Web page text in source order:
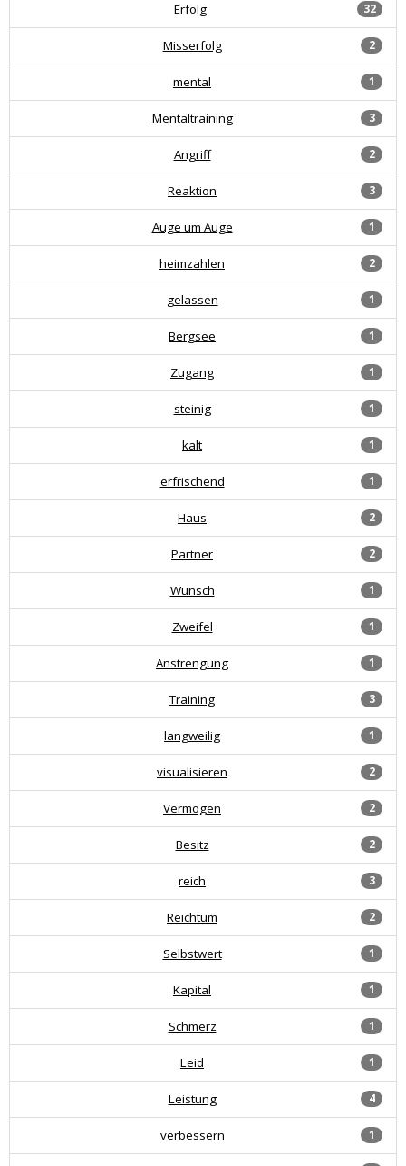
32
Erfolg
2
Misserfolg
1
mental
3
Mentaltraining
2
Angriff
3
Reaktion
1
Auge um Auge
2
heimzahlen
1
gelassen
1
Bergsee
1
Zugang
1
steinig
1
kalt
1
erfrischend
2
Haus
2
Partner
1
Wunsch
1
Zweifel
1
Anstrengung
3
Training
1
langweilig
2
visualisieren
2
Vermögen
2
Besitz
3
reich
2
Reichtum
1
Selbstwert
1
Kapital
1
Schmerz
1
Leid
4
Leistung
1
verbessern